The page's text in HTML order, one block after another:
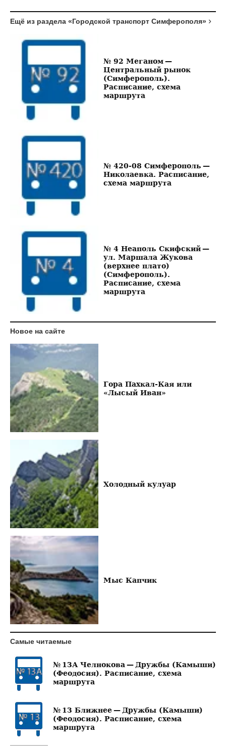
Ещё из раздела «Городской транспорт Симферополя»
№ 92 Меганом —
Центральный рынок
(Симферополь).
Расписание, схема
маршрута
№ 420-08 Симферополь —
Николаевка. Расписание,
схема маршрута
№ 4 Неаполь Скифский —
ул. Маршала Жукова
(верхнее плато)
(Симферополь).
Расписание, схема
маршрута
Новое на сайте
Гора Пахкал-Кая или
«Лысый Иван»
Холодный кулуар
Мыс Капчик
Самые читаемые
№ 13А Челнокова — Дружбы (Камыши)
(Феодосия). Расписание, схема
маршрута
№ 13 Ближнее — Дружбы (Камыши)
(Феодосия). Расписание, схема
маршрута